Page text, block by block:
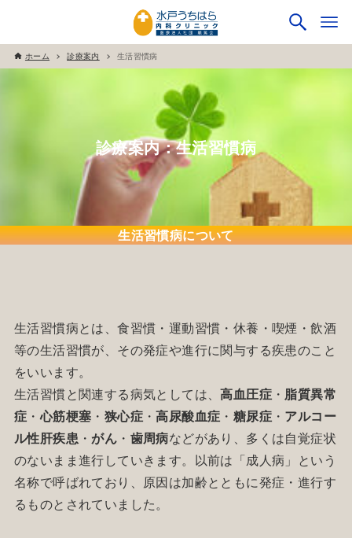
ホーム 診療案内 生活習慣病
診療案内：生活習慣病
生活習慣病について
生活習慣病とは、食習慣・運動習慣・休養・喫煙・飲酒
等の生活習慣が、その発症や進行に関与する疾患のこと
をいいます。
生活習慣と関連する病気としては、高血圧症・ 脂質異常
症 ・心筋梗塞 ・ 狭心症・高尿酸血症 ・ 糖尿症・ アルコー
ル性肝疾患・ がん ・ 歯周病などがあり、多くは自覚症状
のないまま進行していきます。以前は「成人病」という
名称で呼ばれており、原因は加齢とともに発症・進行す
るものとされていました。